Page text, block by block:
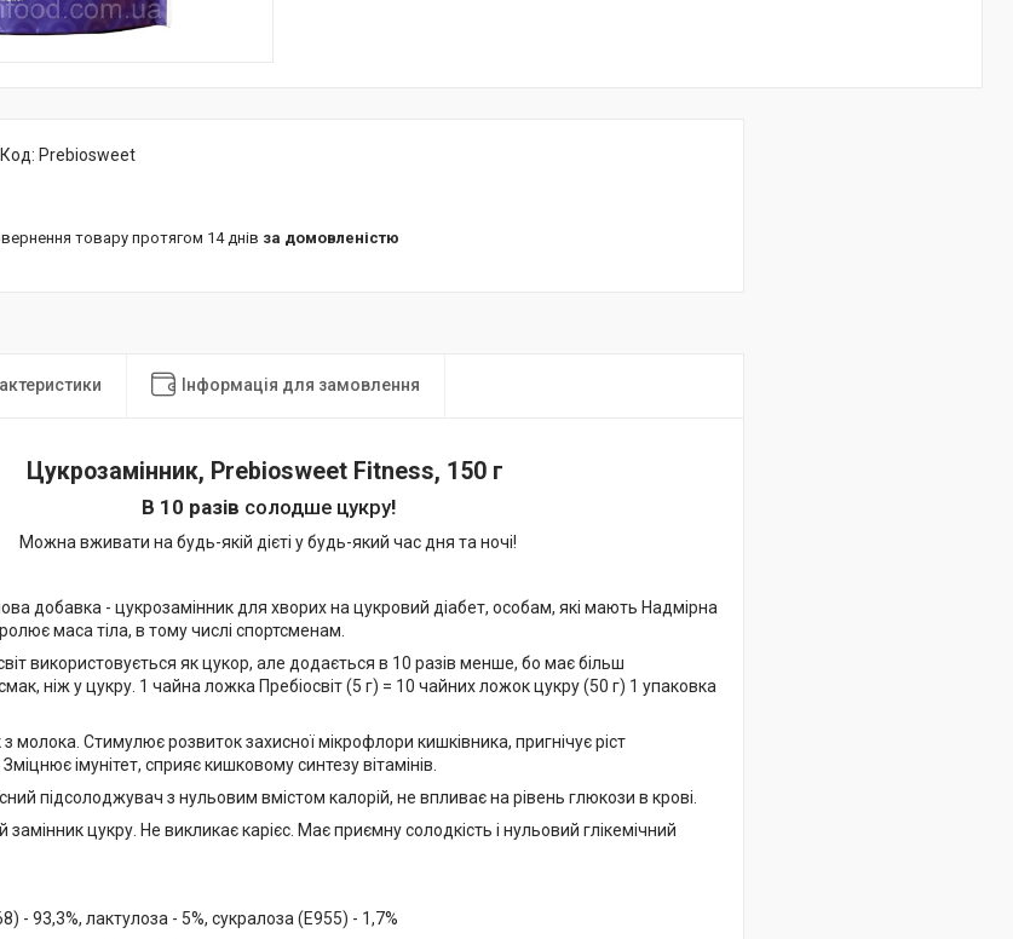
Код: Prebiosweet
товару протягом 14 днів за домовленістю
Інформація для замовлення
Цукрозамінник, Prebiosweet Fitness, 150 г
В 10 разів солодше цукру!
Можна вживати на будь-якій дієті у будь-який час дня та ночі!
добавка - цукрозамінник для хворих на цукровий діабет, особам, які мають Надмірна
маса тіла, в тому числі спортсменам.
використовується як цукор, але додається в 10 разів менше, бо має більш
ніж у цукру. 1 чайна ложка Пребіосвіт (5 г) = 10 чайних ложок цукру (50 г) 1 упаковка
з молока. Стимулює розвиток захисної мікрофлори кишківника, пригнічує ріст
імунітет, сприяє кишковому синтезу вітамінів.
підсолоджувач з нульовим вмістом калорій, не впливає на рівень глюкози в крові.
замінник цукру. Не викликає карієс. Має приємну солодкість і нульовий глікемічний
- 93,3%, лактулоза - 5%, сукралоза (Е955) - 1,7%